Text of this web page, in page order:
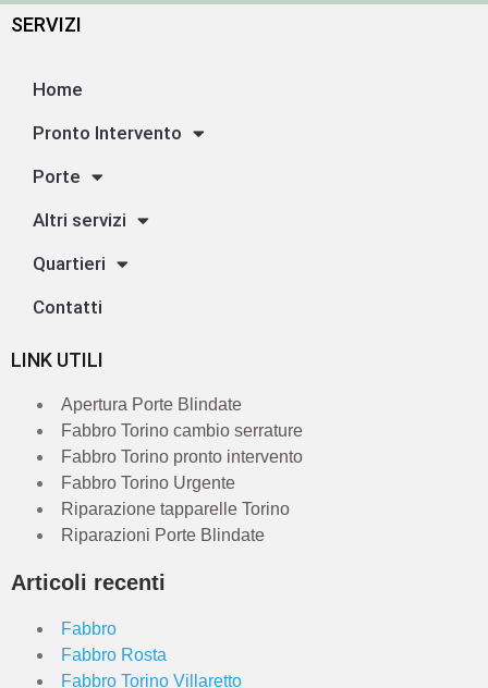
SERVIZI
Home
Pronto Intervento
Porte
Altri servizi
Quartieri
Contatti
LINK UTILI
Apertura Porte Blindate
Fabbro Torino cambio serrature
Fabbro Torino pronto intervento
Fabbro Torino Urgente
Riparazione tapparelle Torino
Riparazioni Porte Blindate
Articoli recenti
Fabbro
Fabbro Rosta
Fabbro Torino Villaretto